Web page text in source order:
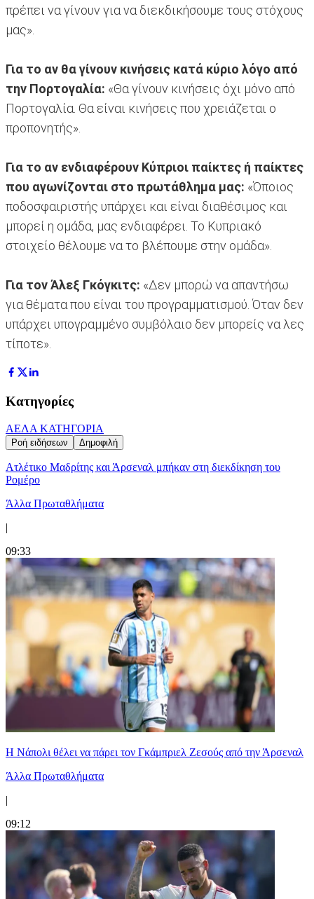
πρέπει να γίνουν για να διεκδικήσουμε τους στόχους
μας».
Για το αν θα γίνουν κινήσεις κατά κύριο λόγο από
την Πορτογαλία: «Θα γίνουν κινήσεις όχι μόνο από
Πορτογαλία. Θα είναι κινήσεις που χρειάζεται ο
προπονητής».
Για το αν ενδιαφέρουν Κύπριοι παίκτες ή παίκτες
που αγωνίζονται στο πρωτάθλημα μας: «Όποιος
ποδοσφαιριστής υπάρχει και είναι διαθέσιμος και
μπορεί η ομάδα, μας ενδιαφέρει. Το Κυπριακό
στοιχείο θέλουμε να το βλέπουμε στην ομάδα».
Για τον Άλεξ Γκόγκιτς: «Δεν μπορώ να απαντήσω
για θέματα που είναι του προγραμματισμού. Όταν δεν
υπάρχει υπογραμμένο συμβόλαιο δεν μπορείς να λες
τίποτε».
Κατηγορίες
ΑΕΛΑ ΚΑΤΗΓΟΡΙΑ
Ροή ειδήσεων Δημοφιλή
Ατλέτικο Μαδρίτης και Άρσεναλ μπήκαν στη διεκδίκηση του
Ρομέρο
Άλλα Πρωταθλήματα
|
09:33
Η Νάπολι θέλει να πάρει τον Γκάμπριελ Ζεσούς από την Άρσεναλ
Άλλα Πρωταθλήματα
|
09:12